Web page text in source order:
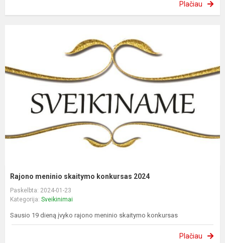
Plačiau
Rajono meninio skaitymo konkursas 2024
Paskelbta: 2024-01-23
Kategorija: Sveikinimai
Sausio 19 dieną įvyko rajono meninio skaitymo konkursas
Plačiau